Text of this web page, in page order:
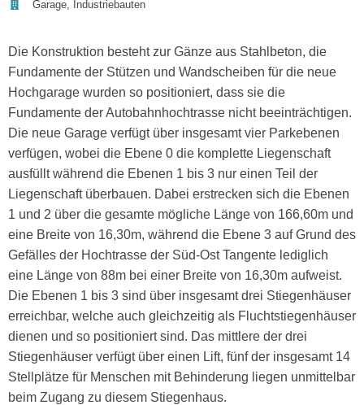
Garage Industriebauten
Die Konstruktion besteht zur Gänze aus Stahlbeton, die
Fundamente der Stützen und Wandscheiben für die neue
Hochgarage wurden so positioniert, dass sie die
Fundamente der Autobahnhochtrasse nicht beeinträchtigen.
Die neue Garage verfügt über insgesamt vier Parkebenen
verfügen, wobei die Ebene 0 die komplette Liegenschaft
ausfüllt während die Ebenen 1 bis 3 nur einen Teil der
Liegenschaft überbauen. Dabei erstrecken sich die Ebenen
1 und 2 über die gesamte mögliche Länge von 166,60m und
eine Breite von 16,30m, während die Ebene 3 auf Grund des
Gefälles der Hochtrasse der Süd-Ost Tangente lediglich
eine Länge von 88m bei einer Breite von 16,30m aufweist.
Die Ebenen 1 bis 3 sind über insgesamt drei Stiegenhäuser
erreichbar, welche auch gleichzeitig als Fluchtstiegenhäuser
dienen und so positioniert sind. Das mittlere der drei
Stiegenhäuser verfügt über einen Lift, fünf der insgesamt 14
Stellplätze für Menschen mit Behinderung liegen unmittelbar
beim Zugang zu diesem Stiegenhaus.